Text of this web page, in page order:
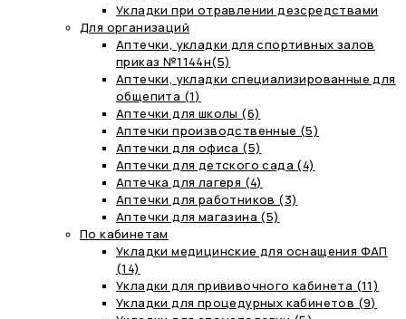
Укладки при отравлении дезсредствами
Для организаций
Аптечки, укладки для спортивных залов
приказ №1144н(5)
Аптечки, укладки специализированные для
общепита (1)
Аптечки для школы (6)
Аптечки производственные (5)
Аптечки для офиса (5)
Аптечки для детского сада (4)
Аптечка для лагеря (4)
Аптечки для работников (3)
Аптечки для магазина (5)
По кабинетам
Укладки медицинские для оснащения ФАП
(14)
Укладки для прививочного кабинета (11)
Укладки для процедурных кабинетов (9)